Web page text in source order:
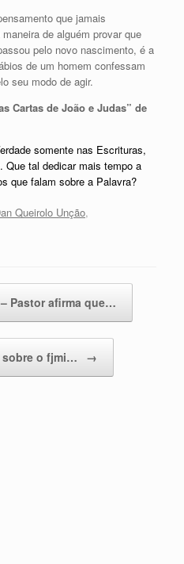
que jamais
de alguém provar que
pelo novo nascimento, é a
de um homem confessam
seu modo de agir.
Cartas de João e Judas” de
somente nas Escrituras,
Que tal dedicar mais tempo a
que falam sobre a Palavra?
Queirolo Unção,
Pastor afirma que…
sobre o fjmi… →